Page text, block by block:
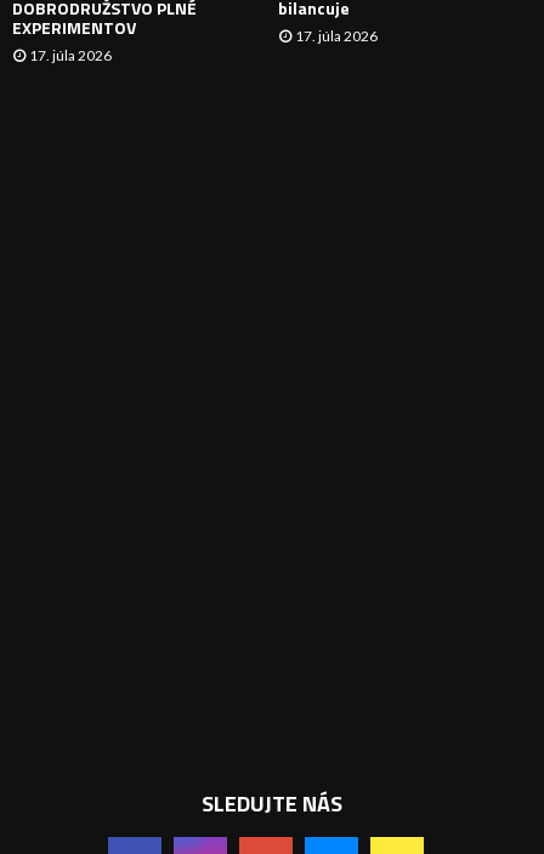
DOBRODRUŽSTVO PLNÉ
EXPERIMENTOV
17. júla 2026
bilancuje
17. júla 2026
SLEDUJTE NÁS